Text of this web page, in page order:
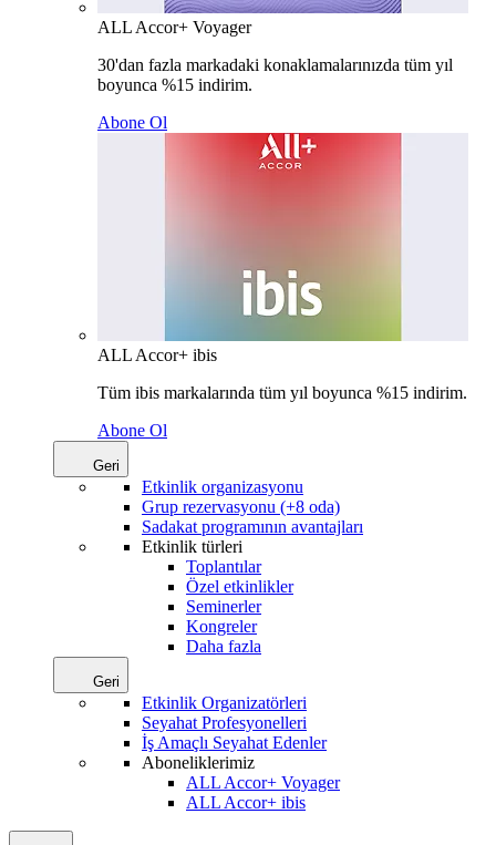
ALL Accor+ Voyager
30'dan fazla markadaki konaklamalarınızda tüm yıl
boyunca %15 indirim.
Abone Ol
ALL Accor+ ibis
Tüm ibis markalarında tüm yıl boyunca %15 indirim.
Abone Ol
Geri
Etkinlik organizasyonu
Grup rezervasyonu (+8 oda)
Sadakat programının avantajları
Etkinlik türleri
Toplantılar
Özel etkinlikler
Seminerler
Kongreler
Daha fazla
Geri
Etkinlik Organizatörleri
Seyahat Profesyonelleri
İş Amaçlı Seyahat Edenler
Aboneliklerimiz
ALL Accor+ Voyager
ALL Accor+ ibis